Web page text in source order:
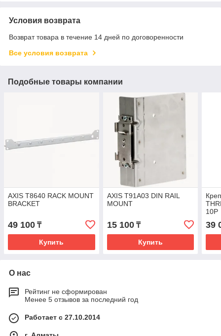
Условия возврата
Возврат товара в течение 14 дней по договоренности
Все условия возврата
Подобные товары компании
AXIS T8640 RACK MOUNT
BRACKET
49 100 ₸
Купить
AXIS T91A03 DIN RAIL
MOUNT
15 100₸
Купить
10P
39
О нас
Рейтинг не сформирован
Менее 5 отзывов за последний год
Работает с 27.10.2014